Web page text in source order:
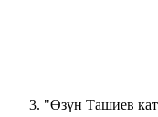
"Өзүн Ташиев